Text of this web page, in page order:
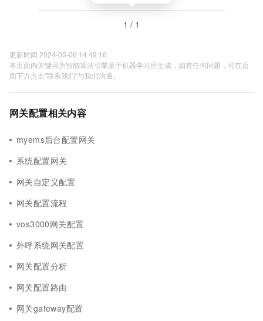
1 / 1
更新时间 2024-05-06 14:49:16
本页面内关键词为智能算法引擎基于机器学习所生成，如有任何问题，可在页
面下方点击"联系我们"与我们沟通。
网关配置相关内容
myems后台配置网关
系统配置网关
网关自定义配置
网关配置流程
vos3000网关配置
外呼系统网关配置
网关配置分析
网关配置路由
网关gateway配置